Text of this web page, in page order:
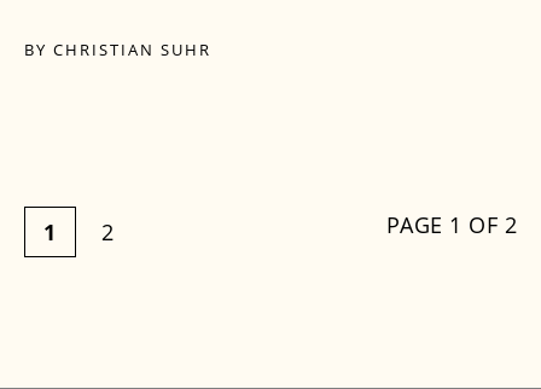
BY CHRISTIAN SUHR
1 2 PAGE 1 OF 2